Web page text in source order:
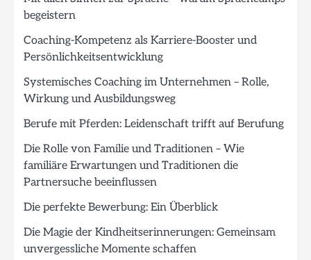
begeistern
Coaching-Kompetenz als Karriere-Booster und
Persönlichkeitsentwicklung
Systemisches Coaching im Unternehmen – Rolle,
Wirkung und Ausbildungsweg
Berufe mit Pferden: Leidenschaft trifft auf Berufung
Die Rolle von Familie und Traditionen – Wie
familiäre Erwartungen und Traditionen die
Partnersuche beeinflussen
Die perfekte Bewerbung: Ein Überblick
Die Magie der Kindheitserinnerungen: Gemeinsam
unvergessliche Momente schaffen